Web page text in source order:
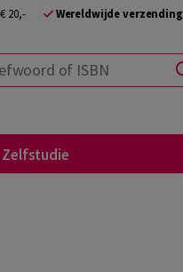
20,- Wereldwijde verzending
of ISBN
Zelfstudie